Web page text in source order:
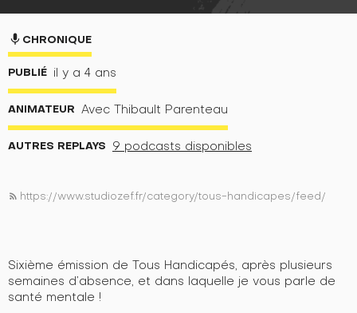
mic CHRONIQUE
PUBLIÉ il y a 4 ans
ANIMATEUR Avec Thibault Parenteau
AUTRES REPLAYS 9 podcasts disponibles
rss_feed https://www.studiozef.fr/category/tous-handicapes/feed/
Sixième émission de Tous Handicapés, après plusieurs
semaines d’absence, et dans laquelle je vous parle de
santé mentale !